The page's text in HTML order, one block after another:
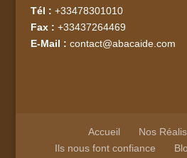
Tél : +33478301010
Fax : +33437264469
E-Mail : contact@abacaide.com
Accueil
Nos
Ils nous font confiance